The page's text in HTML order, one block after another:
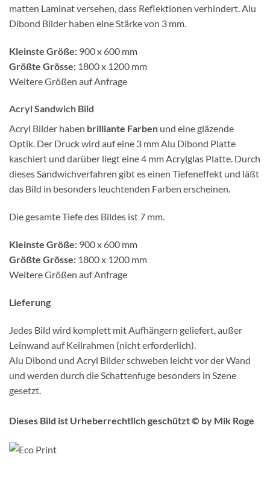
matten Laminat versehen, dass Reflektionen verhindert. Alu
Dibond Bilder haben eine Stärke von 3 mm.
Kleinste Größe: 900 x 600 mm
Größte Grösse: 1800 x 1200 mm
Weitere Größen auf Anfrage
Acryl Sandwich Bild
Acryl Bilder haben brilliante Farben und eine gläzende
Optik. Der Druck wird auf eine 3 mm Alu Dibond Platte
kaschiert und darüber liegt eine 4 mm Acrylglas Platte. Durch
dieses Sandwichverfahren gibt es einen Tiefeneffekt und läßt
das Bild in besonders leuchtenden Farben erscheinen.
Die gesamte Tiefe des Bildes ist 7 mm.
Kleinste Größe: 900 x 600 mm
Größte Grösse: 1800 x 1200 mm
Weitere Größen auf Anfrage
Lieferung
Jedes Bild wird komplett mit Aufhängern geliefert, außer
Leinwand auf Keilrahmen (nicht erforderlich).
Alu Dibond und Acryl Bilder schweben leicht vor der Wand
und werden durch die Schattenfuge besonders in Szene
gesetzt.
Dieses Bild ist Urheberrechtlich geschützt © by Mik Roge